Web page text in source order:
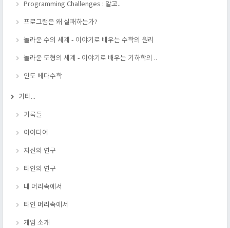
Programming Challenges : 알고..
프로그램은 왜 실패하는가?
놀라운 수의 세계 - 이야기로 배우는 수학의 원리
놀라운 도형의 세계 - 이야기로 배우는 기하학의 ..
인도 베다수학
기타...
기록들
아이디어
자신의 연구
타인의 연구
내 머리속에서
타인 머리속에서
게임 소개